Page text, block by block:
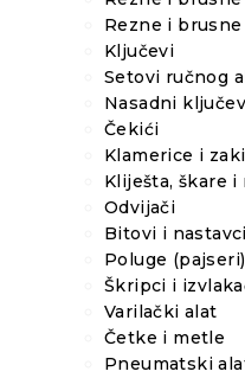
Rezne i
Ključevi
Setovi ručnog
Nasadni
Čekići
Klamerice i
Kliješta, škare i
Odvijači
Bitovi i nastavci
Poluge (pajseri)
Škripci i
Varilački alat
Četke i metle
Pneumatski